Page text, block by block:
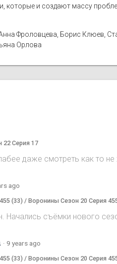
которые и создают массу
Фроловцева, Борис Клюев,
Орлова
22 Серия 17
даже смотреть как то не
ago
(33) / Воронины Сезон 20 Серия
Начались съёмки нового
· 9 years ago
(33) / Воронины Сезон 20 Серия